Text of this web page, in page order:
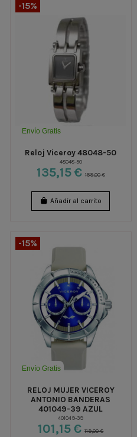
Envío Gratis
-15%
Reloj Viceroy 48048-50
48048-50
135,15 € 159,00 €
Añadir al carrito
Envío Gratis
-15%
RELOJ MUJER VICEROY
ANTONIO BANDERAS
401049-39 AZUL
401049-39
101,15 €119,00 €